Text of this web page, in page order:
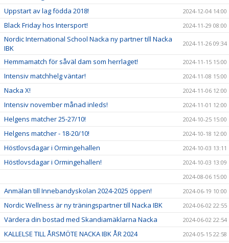
Uppstart av lag födda 2018! 2024-12-04 14:00
Black Friday hos Intersport! 2024-11-29 08:00
Nordic International School Nacka ny partner till Nacka
IBK
2024-11-26 09:34
Hemmamatch för såväl dam som herrlaget! 2024-11-15 15:00
Intensiv matchhelg väntar! 2024-11-08 15:00
Nacka X! 2024-11-06 12:00
Intensiv november månad inleds! 2024-11-01 12:00
Helgens matcher 25-27/10! 2024-10-25 15:00
Helgens matcher - 18-20/10! 2024-10-18 12:00
Höstlovsdagar i Ormingehallen 2024-10-03 13:11
Höstlovsdagar i Ormingehallen!
2024-10-03 13:09
2024-08-06 15:00
Anmälan till Innebandyskolan 2024-2025 öppen! 2024-06-19 10:00
Nordic Wellness är ny träningspartner till Nacka IBK 2024-06-02 22:55
Värdera din bostad med Skandiamäklarna Nacka 2024-06-02 22:54
KALLELSE TILL ÅRSMÖTE NACKA IBK ÅR 2024 2024-05-15 22:58